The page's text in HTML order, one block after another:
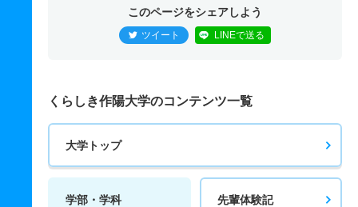
このページをシェアしよう
ツイート LINEで送る
くらしき作陽大学のコンテンツ一覧
大学トップ
学部・学科 先輩体験記